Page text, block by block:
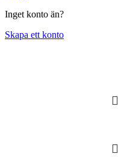
Inget konto än?
Skapa ett konto